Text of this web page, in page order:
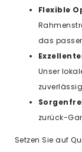
Flexible
das
Unser
zurück-
Setzen Sie auf